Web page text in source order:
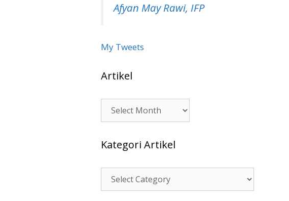
Afyan May Rawi, IFP
My Tweets
Artikel
Artikel
Kategori Artikel
Kategori
Artikel